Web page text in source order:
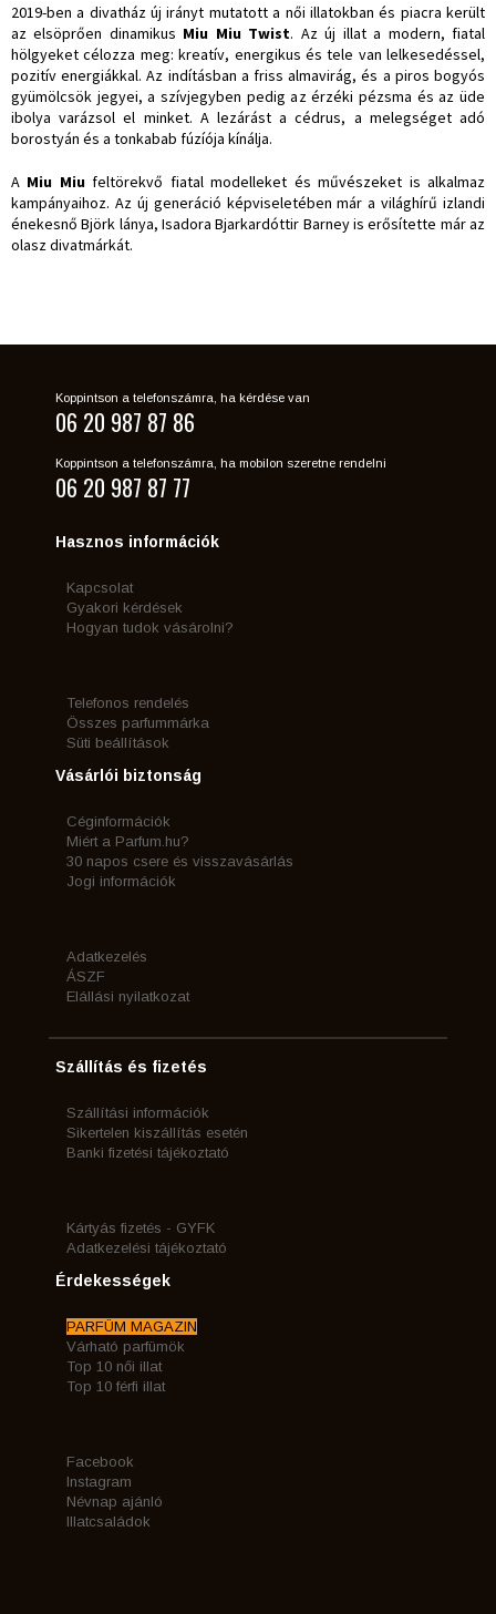
2019-ben a divatház új irányt mutatott a női illatokban és piacra került
az elsöprően dinamikus Miu Miu Twist. Az új illat a modern, fiatal
hölgyeket célozza meg: kreatív, energikus és tele van lelkesedéssel,
pozitív energiákkal. Az indításban a friss almavirág, és a piros bogyós
gyümölcsök jegyei, a szívjegyben pedig az érzéki pézsma és az üde
ibolya varázsol el minket. A lezárást a cédrus, a melegséget adó
borostyán és a tonkabab fúzíója kínálja.
A Miu Miufeltörekvő fiatal modelleket és művészeket is alkalmaz
kampányaihoz. Az új generáció képviseletében már a világhírű izlandi
énekesnő Björk lánya, Isadora Bjarkardóttir Barney is erősítette már az
olasz divatmárkát.
Koppintson a telefonszámra, ha kérdése van
06 20 987 87 86
Koppintson a telefonszámra, ha mobilon szeretne rendelni
06 20 987 87 77
Hasznos információk
Kapcsolat
Gyakori kérdések
Hogyan tudok vásárolni?
Telefonos rendelés
Összes parfummárka
Süti beállítások
Vásárlói biztonság
Céginformációk
Miért a Parfum.hu?
30 napos csere és visszavásárlás
Jogi információk
Adatkezelés
ÁSZF
Elállási nyilatkozat
Szállítás és fizetés
Szállítási információk
Sikertelen kiszállítás esetén
Banki fizetési tájékoztató
Kártyás fizetés - GYFK
Adatkezelési tájékoztató
Érdekességek
PARFÜM MAGAZIN
Várható parfümök
Top 10 női illat
Top 10 férfi illat
Facebook
Instagram
Névnap ajánló
Illatcsaládok